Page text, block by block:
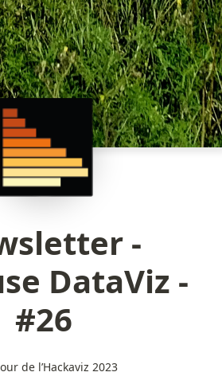
-
DataViz -
#26
de l’Hackaviz 2023